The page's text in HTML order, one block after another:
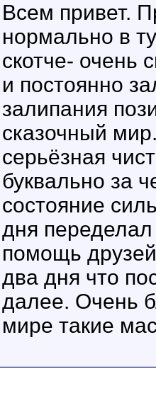
Всем привет.
нормально в
скотче- очень
и постоянно
залипания
сказочный
серьёзная
буквально за
состояние
дня переделал
помощь
два дня что
далее. Очень
мире такие